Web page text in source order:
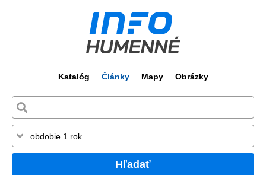
Katalóg Články Mapy Obrázky
Hľadať